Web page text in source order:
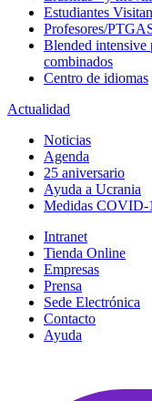
Estudiantes
Profesores/
Blended intensive
combinados
Centro de idiomas
Actualidad
Noticias
Agenda
25 aniversario
Ayuda a Ucrania
Medidas COVID-
Intranet
Tienda Online
Empresas
Prensa
Sede Electrónica
Contacto
Ayuda